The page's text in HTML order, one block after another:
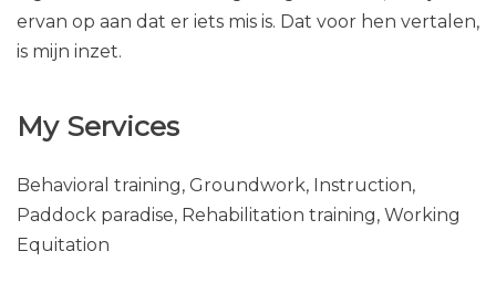
ervan op aan dat er iets mis is. Dat voor hen vertalen,
is mijn inzet.
My Services
Behavioral training, Groundwork, Instruction,
Paddock paradise, Rehabilitation training, Working
Equitation